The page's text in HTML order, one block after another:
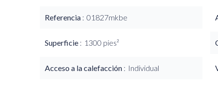
Referencia 01827mkbe
Superficie 1300 pies²
Acceso a la calefacción Individual